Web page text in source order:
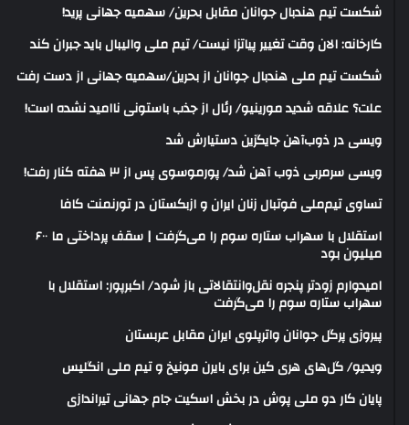
شکست تیم هندبال جوانان مقابل بحرین/ سهمیه جهانی پرید!
کارخانه: الان وقت تغییر پیاتزا نیست/ تیم ملی والیبال باید جبران کند
شکست تیم ملی هندبال جوانان از بحرین/سهمیه جهانی از دست رفت
علت؟ علاقه شدید مورینیو/ رئال از جذب باستونی ناامید نشده است!
ویسی در ذوب‌آهن جایگزین دستیارش شد
ویسی سرمربی ذوب آهن شد/ پورموسوی پس از ۳ هفته کنار رفت!
تساوی تیم‌ملی فوتبال زنان ایران و ازبکستان در تورنمنت کافا
استقلال با سهراب ستاره سوم را می‌گرفت | سقف پرداختی ما ۶۰۰
میلیون بود
امیدوارم زودتر پنجره نقل‌وانتقالاتی باز شود/ اکبرپور: استقلال با
سهراب ستاره سوم را می‌گرفت
پیروزی پرگل جوانان واترپلوی ایران مقابل عربستان
ویدیو/ گل‌های هری‌ کین برای بایرن مونیخ و تیم ملی انگلیس
پایان کار دو ملی پوش در بخش اسکیت جام جهانی تیراندازی